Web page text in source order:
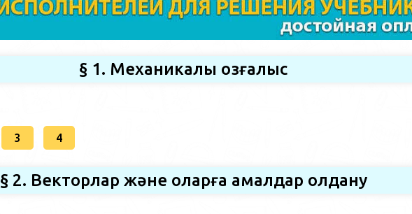
§ 1. Механикалық қозғалыс
3 4
§ 2. Векторлар және оларға амалдар қолдану